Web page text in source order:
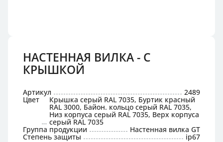
НАСТЕННАЯ ВИЛКА - С
КРЫШКОЙ
Артикул 2489
Цвет Крышка серый RAL 7035, Буртик красный
RAL 3000, Байон. кольцо серый RAL 7035,
Низ корпуса серый RAL 7035, Верх корпуса
серый RAL 7035
Группа продукции Настенная вилка GT
Степень защиты ip67